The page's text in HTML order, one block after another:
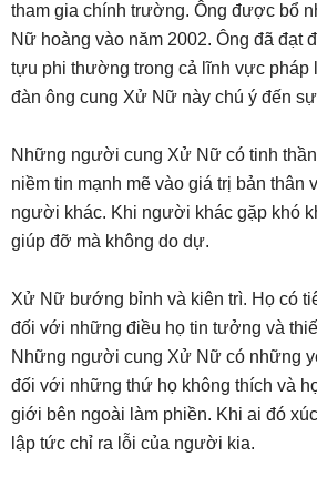
tham gia chính trường. Ông được bổ
Nữ hoàng vào năm 2002. Ông đã đạt
tựu phi thường trong cả lĩnh vực pháp
đàn ông cung Xử Nữ này chú ý đến
Những người cung Xử Nữ có tinh
niềm tin mạnh mẽ vào giá trị bản thân
người khác. Khi người khác gặp khó
giúp đỡ mà không do dự.
Xử Nữ bướng bỉnh và kiên trì. Họ có
đối với những điều họ tin tưởng và
Những người cung Xử Nữ có những
đối với những thứ họ không thích và
giới bên ngoài làm phiền. Khi ai đó
lập tức chỉ ra lỗi của người kia.